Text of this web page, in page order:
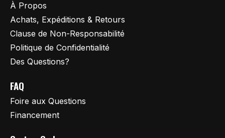
À Propos
Achats, Expéditions & Retours
Clause de Non-Responsabilité
Politique de Confidentialité
Des Questions?
FAQ
Foire aux Questions
Financement